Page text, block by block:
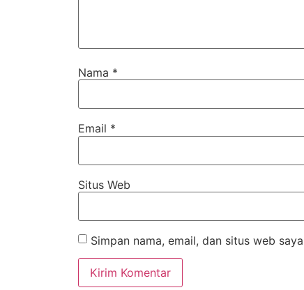
Nama *
Email *
Situs Web
Simpan nama, email, dan situs web